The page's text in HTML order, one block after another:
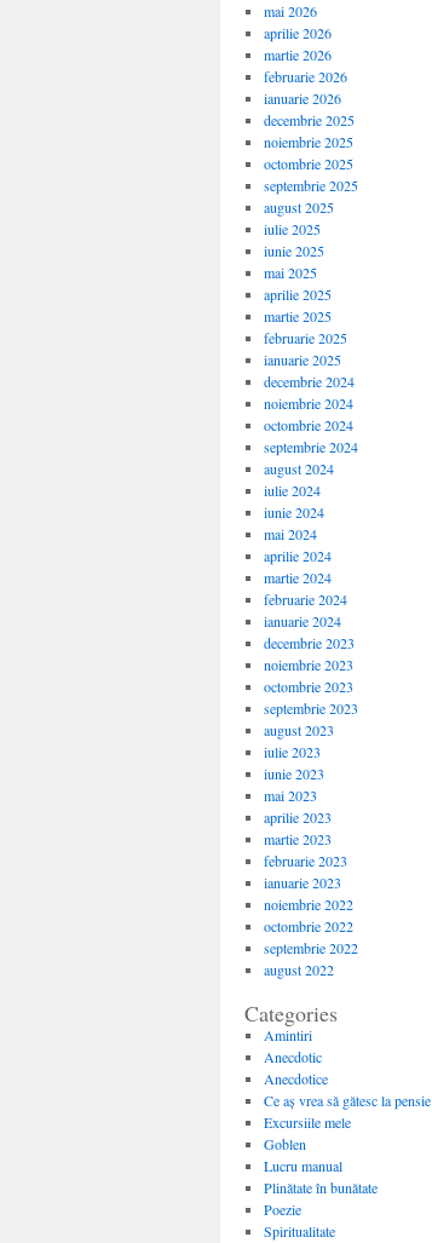
mai 2026
aprilie 2026
martie 2026
februarie 2026
ianuarie 2026
decembrie 2025
noiembrie 2025
octombrie 2025
septembrie 2025
august 2025
iulie 2025
iunie 2025
mai 2025
aprilie 2025
martie 2025
februarie 2025
ianuarie 2025
decembrie 2024
noiembrie 2024
octombrie 2024
septembrie 2024
august 2024
iulie 2024
iunie 2024
mai 2024
aprilie 2024
martie 2024
februarie 2024
ianuarie 2024
decembrie 2023
noiembrie 2023
octombrie 2023
septembrie 2023
august 2023
iulie 2023
iunie 2023
mai 2023
aprilie 2023
martie 2023
februarie 2023
ianuarie 2023
noiembrie 2022
octombrie 2022
septembrie 2022
august 2022
Categories
Amintiri
Anecdotic
Anecdotice
Ce aș vrea să gătesc la pensie
Excursiile mele
Goblen
Lucru manual
Plinătate în bunătate
Poezie
Spiritualitate